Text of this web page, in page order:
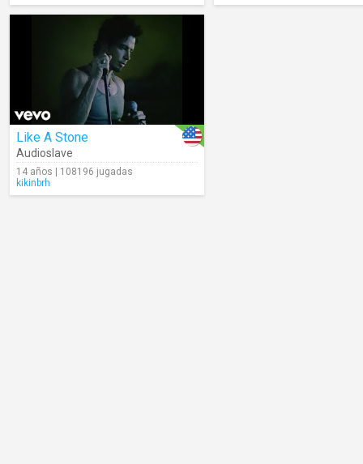
Like A Stone
Audioslave
14 años | 108196 jugadas
kikinbrh